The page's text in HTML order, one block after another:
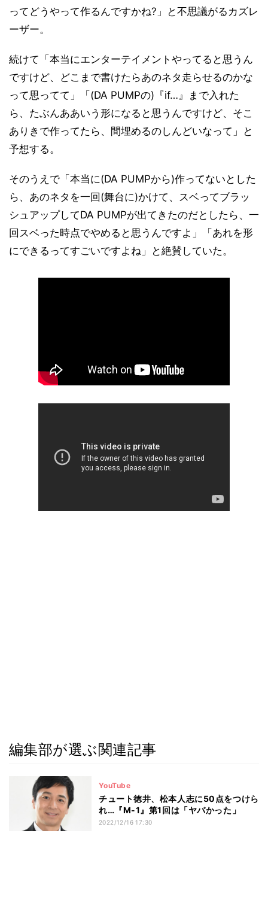
ってどうやって作るんですかね?」と不思議がるカズレ
ーザー。
続けて「本当にエンターテイメントやってると思うん
ですけど、どこまで書けたらあのネタ走らせるのかな
って思ってて」「(DA PUMPの)『if…』まで入れた
ら、たぶんああいう形になると思うんですけど、そこ
ありきで作ってたら、間埋めるのしんどいなって」と
予想する。
そのうえで「本当に(DA PUMPから)作ってないとした
ら、あのネタを一回(舞台に)かけて、スベってブラッ
シュアップしてDA PUMPが出てきたのだとしたら、一
回スベった時点でやめると思うんですよ」「あれを形
にできるってすごいですよね」と絶賛していた。
編集部が選ぶ関連記事
YouTube
チュート徳井、松本人志に50点をつけら
れ…『M-1』第1回は「ヤバかった」
2022/12/16 17:30